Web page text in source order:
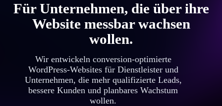
Für Unternehmen, die über ihre
Website messbar wachsen
wollen.
Wir entwickeln conversion-optimierte
WordPress-Websites für Dienstleister und
Unternehmen, die mehr qualifizierte Leads,
bessere Kunden und planbares Wachstum
wollen.